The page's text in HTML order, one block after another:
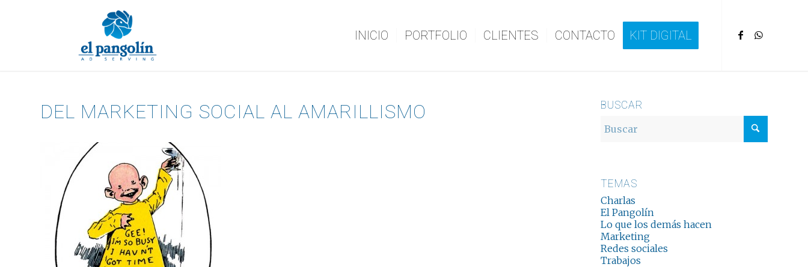
INICIO PORTFOLIO CLIENTES CONTACTO KIT DIGITAL
DEL MARKETING SOCIAL AL AMARILLISMO BUSCAR
TEMAS
Charlas
El Pangolín
Lo que los demás hacen
Marketing
Redes sociales
Trabajos